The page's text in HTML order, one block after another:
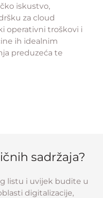
iskustvo,
za cloud
operativni troškovi i
ih idealnim
preduzeća te
sadržaja?
listu i uvijek budite u
digitalizacije,